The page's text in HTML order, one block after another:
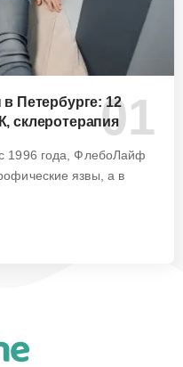
Петербурге: 12
склеротерапия
1996 года, ФлебоЛайф
язвы, а в